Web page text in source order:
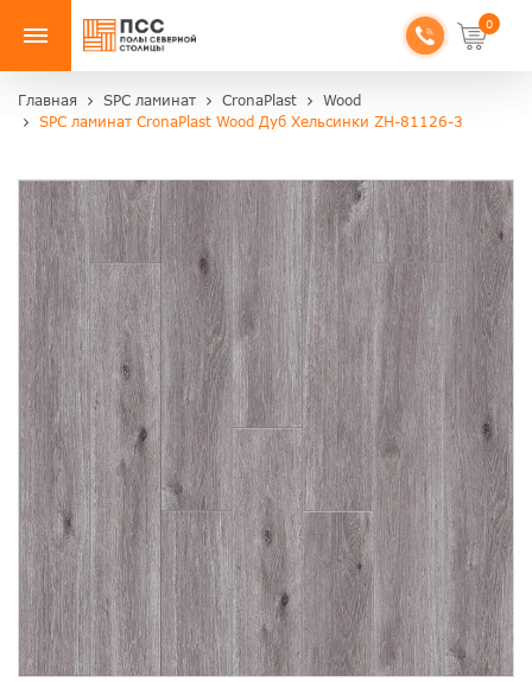
0
Главная SPC ламинат CronaPlast
Wood
SPC ламинат CronaPlast Wood Дуб Хельсинки ZH-81126-3